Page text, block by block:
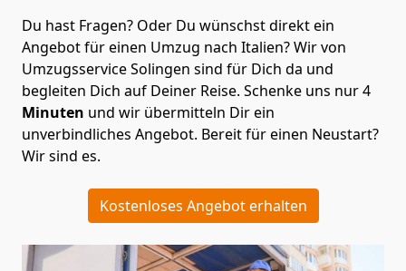
Du hast Fragen? Oder Du wünschst direkt ein
Angebot für einen Umzug nach Italien? Wir von
Umzugsservice Solingen sind für Dich da und
begleiten Dich auf Deiner Reise. Schenke uns nur4
Minuten und wir übermitteln Dir ein
unverbindliches Angebot. Bereit für einen Neustart?
Wir sind es.
Kostenloses Angebot erhalten